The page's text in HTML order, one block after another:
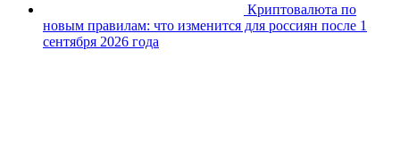
Криптовалюта по
новым правилам: что изменится для россиян после 1
сентября 2026 года